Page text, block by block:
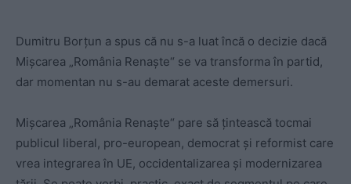
Dumitru Borțun a spus că nu s-a luat încă o decizie dacă
Mișcarea „România Renaște“ se va transforma în partid,
dar momentan nu s-au demarat aceste demersuri.
Mișcarea „România Renaște“ pare să țintească tocmai
publicul liberal, pro-european, democrat și reformist care
vrea integrarea în UE, occidentalizarea și modernizarea